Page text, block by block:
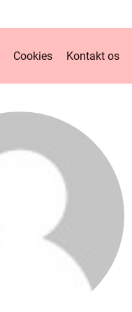
Cookies Kontakt os